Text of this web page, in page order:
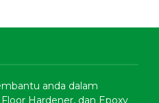
anda dalam
Hardener, dan Epoxy